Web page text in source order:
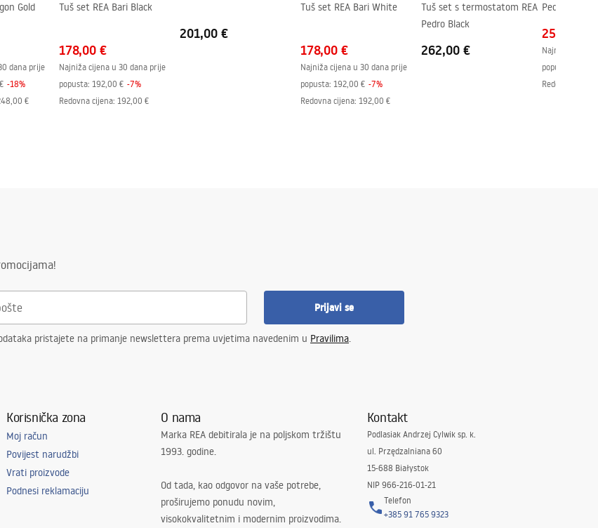
Gold
dana prije
-18%
€
Tuš set REA Bari Black
178,00 €
Najniža cijena u 30 dana prije
popusta: 192,00 € -7%
Redovna cijena: 192,00 €
201,00 €
Tuš set REA Bari White
178,00 €
Najniža cijena u 30 dana prije
popusta: 192,00 € -7%
Redovna cijena: 192,00 €
Tuš set s termostatom REA
Pedro Black
262,00 €
Pedro
258,00 €
Najniža cijena
popusta:
Redovna cijena
Prijavi se
pristajete na primanje newslettera prema uvjetima navedenim u Pravilima.
Korisnička zona
Moj račun
Povijest narudžbi
Vrati proizvode
Podnesi reklamaciju
O nama
Marka REA debitirala je na poljskom tržištu
1993. godine.
Od tada, kao odgovor na vaše potrebe,
proširujemo ponudu novim,
visokokvalitetnim i modernim proizvodima.
Kontakt
Podlasiak Andrzej Cylwik sp. k.
ul. Przędzalniana 60
15-688 Białystok
NIP 966-216-01-21
Telefon
+385 91 765 9323